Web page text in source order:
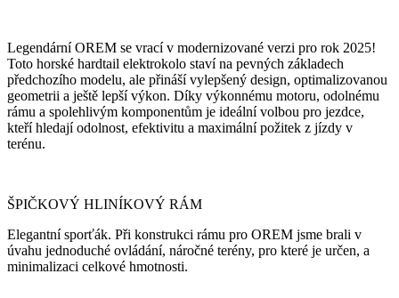
Legendární OREM se vrací v modernizované verzi pro rok 2025!
Toto horské hardtail elektrokolo staví na pevných základech
předchozího modelu, ale přináší vylepšený design, optimalizovanou
geometrii a ještě lepší výkon. Díky výkonnému motoru, odolnému
rámu a spolehlivým komponentům je ideální volbou pro jezdce,
kteří hledají odolnost, efektivitu a maximální požitek z jízdy v
terénu.
ŠPIČKOVÝ HLINÍKOVÝ RÁM
Elegantní sporťák. Při konstrukci rámu pro OREM jsme brali v
úvahu jednoduché ovládání, náročné terény, pro které je určen, a
minimalizaci celkové hmotnosti.